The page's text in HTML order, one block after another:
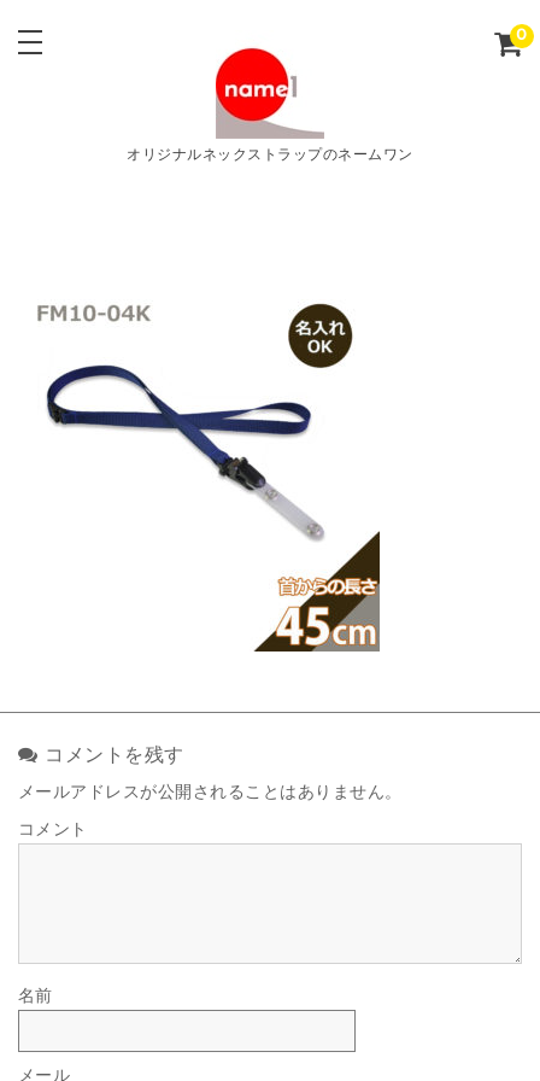
オリジナルネックストラップのネームワン
0
コメントを残す
メールアドレスが公開されることはありません。
コメント
名前
メール